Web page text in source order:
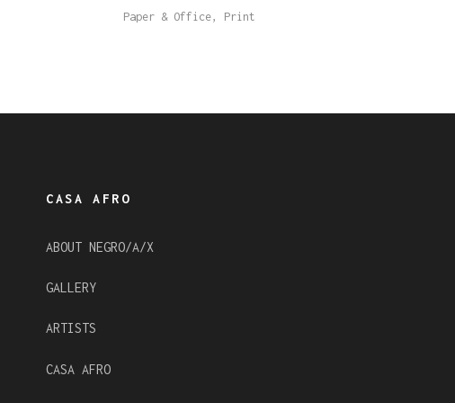
Paper & Office, Print
CASA AFRO
ABOUT NEGRO/A/X
GALLERY
ARTISTS
CASA AFRO